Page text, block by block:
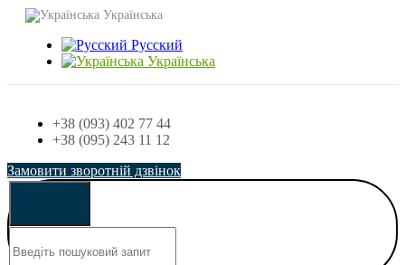
Українська
Русский
Українська
+38 (093) 402 77 44
+38 (095) 243 11 12
Замовити зворотній дзвінок